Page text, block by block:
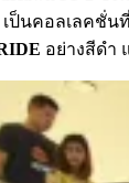
เป็นคอลเลคชั่น
อย่างสีดำ